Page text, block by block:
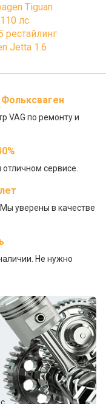
Tiguan
лс
рестайлинг
Jetta 1.6
VAG по ремонту и
сервисе.
уверены в качестве
Не нужно